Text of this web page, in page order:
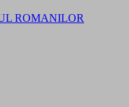
ROMANILOR